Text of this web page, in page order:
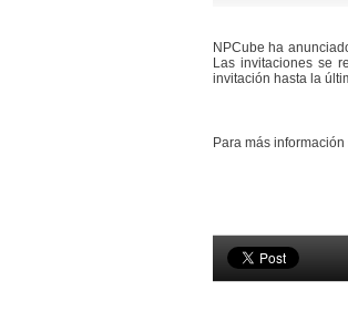
NPCube ha
Las invitaciones se
invitación hasta la
Para más